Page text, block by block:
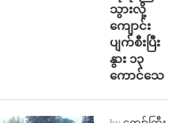
သွားလို့
ကျောင်း
ပျက်စီးပြီး
နွား ၁၃
ကောင်သေ